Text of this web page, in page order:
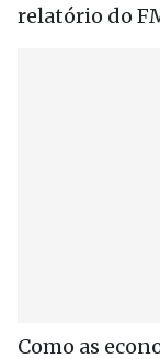
relatório do
Como as